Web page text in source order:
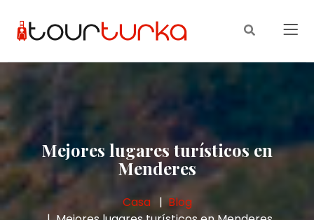
Mejores lugares turísticos en
Menderes
Casa
Blog